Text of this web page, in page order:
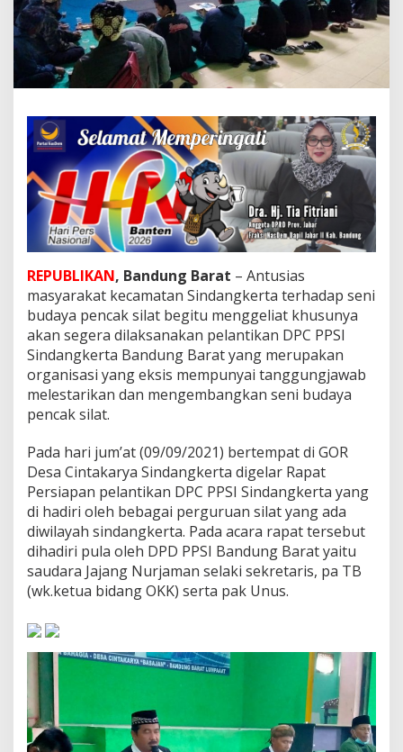
P
e
n
g
u
r
s
D
P
C
P
P
S
I
S
n
d
a
n
k
e
r
G
e
l
a
r
K
o
n
s
o
a
s
REPUBLIKAN, Bandung Barat – Antusias
masyarakat kecamatan Sindangkerta terhadap seni
budaya pencak silat begitu menggeliat khusunya
akan segera dilaksanakan pelantikan DPC PPSI
Sindangkerta Bandung Barat yang merupakan
organisasi yang eksis mempunyai tanggungjawab
melestarikan dan mengembangkan seni budaya
pencak silat.
Pada hari jum’at (09/09/2021) bertempat di GOR
Desa Cintakarya Sindangkerta digelar Rapat
Persiapan pelantikan DPC PPSI Sindangkerta yang
di hadiri oleh bebagai perguruan silat yang ada
diwilayah sindangkerta. Pada acara rapat tersebut
dihadiri pula oleh DPD PPSI Bandung Barat yaitu
saudara Jajang Nurjaman selaki sekretaris, pa TB
(wk.ketua bidang OKK) serta pak Unus.